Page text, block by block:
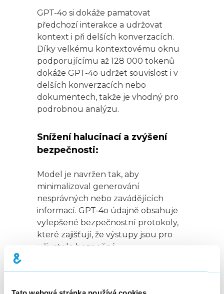
GPT-4o si dokáže pamatovat
předchozí interakce a udržovat
kontext i při delších konverzacích.
Díky velkému kontextovému oknu
podporujícímu až 128 000 tokenů
dokáže GPT-4o udržet souvislost i v
delších konverzacích nebo
dokumentech, takže je vhodný pro
podrobnou analýzu.
Snížení halucinací a zvýšení
bezpečnosti:
Model je navržen tak, aby
minimalizoval generování
nesprávných nebo zavádějících
informací. GPT-4o údajně obsahuje
vylepšené bezpečnostní protokoly,
které zajišťují, že výstupy jsou pro
uživatele bezpečné.
Jak používat GPT-4o, resp. jak
je licencován?